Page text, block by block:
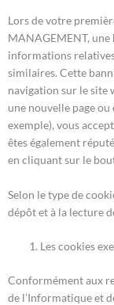
Lors de votre
MANAGEMENT,
informations
similaires. Cette
navigation sur le site
une nouvelle page
exemple), vous
êtes également
en cliquant sur le
Selon le type de
dépôt et à la lecture
Les cookies
Conformément aux
de l’Informatique et